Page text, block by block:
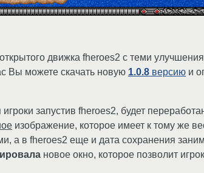
движка fheroes2 с теми
Вы можете скачать новую 1.0.8 версию и
запустив fheroes2, будет
изображение, которое имеет к тому же
в fheroes2 еще и дата сохранения
новое окно, которое позволит